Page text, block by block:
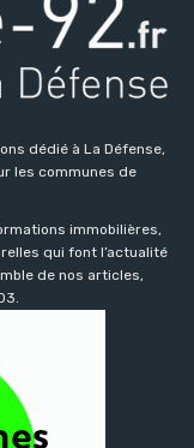
dédié à La Défense,
les communes de
immobilières,
qui font l’actualité
de nos articles,